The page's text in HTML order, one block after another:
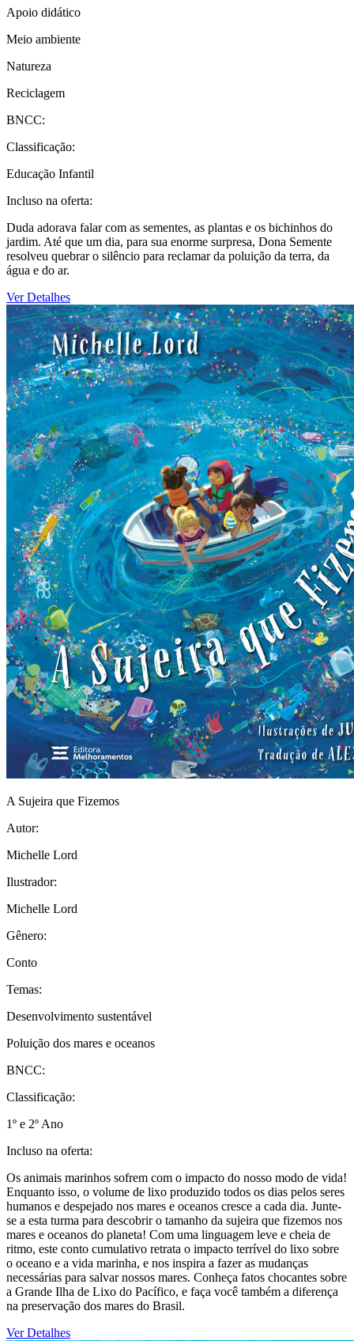
Apoio didático
Meio ambiente
Natureza
Reciclagem
BNCC:
Classificação:
Educação Infantil
Incluso na oferta:
Duda adorava falar com as sementes, as plantas e os bichinhos do
jardim. Até que um dia, para sua enorme surpresa, Dona Semente
resolveu quebrar o silêncio para reclamar da poluição da terra, da
água e do ar.
Ver Detalhes
A Sujeira que Fizemos
Autor:
Michelle Lord
Ilustrador:
Michelle Lord
Gênero:
Conto
Temas:
Desenvolvimento sustentável
Poluição dos mares e oceanos
BNCC:
Classificação:
1º e 2º Ano
Incluso na oferta:
Os animais marinhos sofrem com o impacto do nosso modo de vida!
Enquanto isso, o volume de lixo produzido todos os dias pelos seres
humanos e despejado nos mares e oceanos cresce a cada dia. Junte-
se a esta turma para descobrir o tamanho da sujeira que fizemos nos
mares e oceanos do planeta! Com uma linguagem leve e cheia de
ritmo, este conto cumulativo retrata o impacto terrível do lixo sobre
o oceano e a vida marinha, e nos inspira a fazer as mudanças
necessárias para salvar nossos mares. Conheça fatos chocantes sobre
a Grande Ilha de Lixo do Pacífico, e faça você também a diferença
na preservação dos mares do Brasil.
Ver Detalhes